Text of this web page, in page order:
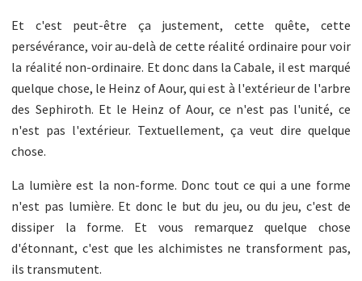
Et c'est peut-être ça justement, cette quête, cette
persévérance, voir au-delà de cette réalité ordinaire pour voir
la réalité non-ordinaire. Et donc dans la Cabale, il est marqué
quelque chose, le Heinz of Aour, qui est à l'extérieur de l'arbre
des Sephiroth. Et le Heinz of Aour, ce n'est pas l'unité, ce
n'est pas l'extérieur. Textuellement, ça veut dire quelque
chose.
La lumière est la non-forme. Donc tout ce qui a une forme
n'est pas lumière. Et donc le but du jeu, ou du jeu, c'est de
dissiper la forme. Et vous remarquez quelque chose
d'étonnant, c'est que les alchimistes ne transforment pas,
ils transmutent.